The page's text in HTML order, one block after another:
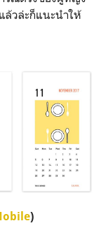
ล้วล่ะก็แนะนำให้
)